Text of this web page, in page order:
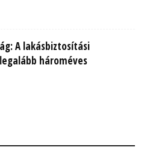
A lakásbiztosítási
hároméves